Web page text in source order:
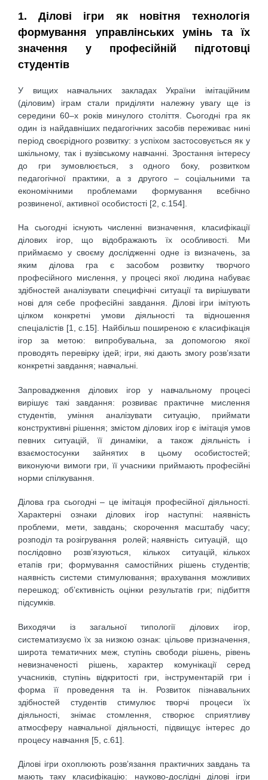
1. Ділові ігри як новітня технологія
формування управлінських умінь та їх
значення у професійній підготовці
студентів
У вищих навчальних закладах України імітаційним
(діловим) іграм стали приділяти належну увагу ще із
середини 60–х років минулого століття. Сьогодні гра як
один із найдавніших педагогічних засобів переживає нині
період своєрідного розвитку: з успіхом застосовується як у
шкільному, так і вузівському навчанні. Зростання інтересу
до гри зумовлюється, з одного боку, розвитком
педагогічної практики, а з другого – соціальними та
економічними проблемами формування всебічно
розвиненої, активної особистості [2, с.154].
На сьогодні існують численні визначення, класифікації
ділових ігор, що відображають їх особливості. Ми
приймаємо у своєму дослідженні одне із визначень, за
яким ділова гра є засобом розвитку творчого
професійного мислення, у процесі якої людина набуває
здібностей аналізувати специфічні ситуації та вирішувати
нові для себе професійні завдання. Ділові ігри імітують
цілком конкретні умови діяльності та відношення
спеціалістів [1, с.15]. Найбільш поширеною є класифікація
ігор за метою: випробувальна, за допомогою якої
проводять перевірку ідей; ігри, які дають змогу розв’язати
конкретні завдання; навчальні.
Запровадження ділових ігор у навчальному процесі
вирішує такі завдання: розвиває практичне мислення
студентів, уміння аналізувати ситуацію, приймати
конструктивні рішення; змістом ділових ігор є імітація умов
певних ситуацій, її динаміки, а також діяльність і
взаємостосунки зайнятих в цьому особистостей;
виконуючи вимоги гри, її учасники приймають професійні
норми спілкування.
Ділова гра сьогодні – це імітація професійної діяльності.
Характерні ознаки ділових ігор наступні: наявність
проблеми, мети, завдань; скорочення масштабу часу;
розподіл та розігрування ролей; наявність ситуацій, що
послідовно розв’язуються, кількох ситуацій, кількох
етапів гри; формування самостійних рішень студентів;
наявність системи стимулювання; врахування можливих
перешкод; об’єктивність оцінки результатів гри; підбиття
підсумків.
Виходячи із загальної типології ділових ігор,
систематизуємо їх за низкою ознак: цільове призначення,
широта тематичних меж, ступінь свободи рішень, рівень
невизначеності рішень, характер комунікації серед
учасників, ступінь відкритості гри, інструментарій гри і
форма її проведення та ін. Розвиток пізнавальних
здібностей студентів стимулює творчі процеси їх
діяльності, знімає стомлення, створює сприятливу
атмосферу навчальної діяльності, підвищує інтерес до
процесу навчання [5, с.61].
Ділові ігри охоплюють розв’язання практичних завдань та
мають таку класифікацію: науково-дослідні ділові ігри